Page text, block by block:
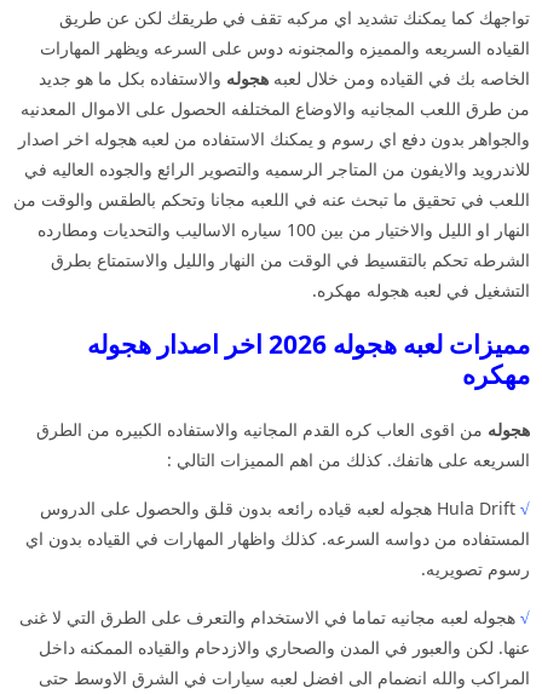
تواجهك كما يمكنك تشديد اي مركبه تقف في طريقك لكن عن طريق
القياده السريعه والمميزه والمجنونه دوس على السرعه ويظهر المهارات
الخاصه بك في القياده ومن خلال لعبه هجوله والاستفاده بكل ما هو جديد
من طرق اللعب المجانيه والاوضاع المختلفه الحصول على الاموال المعدنيه
والجواهر بدون دفع اي رسوم و يمكنك الاستفاده من لعبه هجوله اخر اصدار
للاندرويد والايفون من المتاجر الرسميه والتصوير الرائع والجوده العاليه في
اللعب في تحقيق ما تبحث عنه في اللعبه مجانا وتحكم بالطقس والوقت من
النهار او الليل والاختيار من بين 100 سياره الاساليب والتحديات ومطارده
الشرطه تحكم بالتقسيط في الوقت من النهار والليل والاستمتاع بطرق
التشغيل في لعبه هجوله مهكره.
مميزات لعبه هجوله 2026 اخر اصدار هجوله
مهكره
هجوله من اقوى العاب كره القدم المجانيه والاستفاده الكبيره من الطرق
السريعه على هاتفك. كذلك من اهم المميزات التالي :
√
Hula Drift هجوله لعبه قياده رائعه بدون قلق والحصول على الدروس
المستفاده من دواسه السرعه. كذلك واظهار المهارات في القياده بدون اي
رسوم تصويريه.
√ هجوله لعبه مجانيه تماما في الاستخدام والتعرف على الطرق التي لا غنى
عنها. لكن والعبور في المدن والصحاري والازدحام والقياده الممكنه داخل
المراكب والله انضمام الى افضل لعبه سيارات في الشرق الاوسط حتى